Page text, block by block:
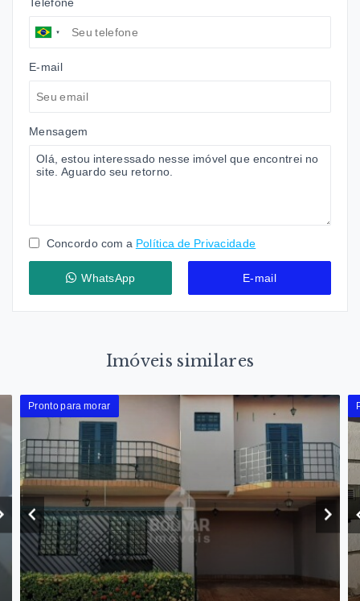
E-mail
Mensagem
Concordo com a Política de Privacidade
WhatsApp E-mail
Imóveis similares
Pronto para morar